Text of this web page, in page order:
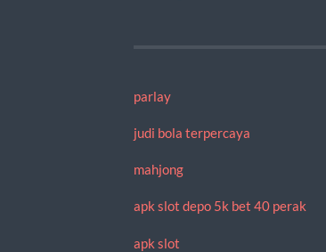
parlay
judi bola terpercaya
mahjong
apk slot depo 5k bet 40 perak
apk slot